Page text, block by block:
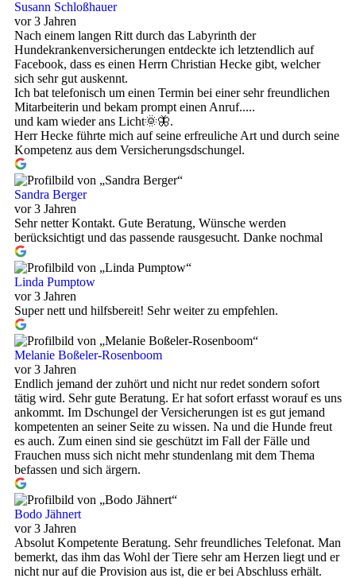
Susann Schloßhauer
vor 3 Jahren
Nach einem langen Ritt durch das Labyrinth der
Hundekrankenversicherungen entdeckte ich letztendlich auf
Facebook, dass es einen Herrn Christian Hecke gibt, welcher
sich sehr gut auskennt.
Ich bat telefonisch um einen Termin bei einer sehr freundlichen
Mitarbeiterin und bekam prompt einen Anruf.....
und kam wieder ans Licht🌞🦋.
Herr Hecke führte mich auf seine erfreuliche Art und durch seine
Kompetenz aus dem Versicherungsdschungel.
Sandra Berger
vor 3 Jahren
Sehr netter Kontakt. Gute Beratung, Wünsche werden
berücksichtigt und das passende rausgesucht. Danke nochmal
Linda Pumptow
vor 3 Jahren
Super nett und hilfsbereit! Sehr weiter zu empfehlen.
Melanie Boßeler-Rosenboom
vor 3 Jahren
Endlich jemand der zuhört und nicht nur redet sondern sofort
tätig wird. Sehr gute Beratung. Er hat sofort erfasst worauf es uns
ankommt. Im Dschungel der Versicherungen ist es gut jemand
kompetenten an seiner Seite zu wissen. Na und die Hunde freut
es auch. Zum einen sind sie geschützt im Fall der Fälle und
Frauchen muss sich nicht mehr stundenlang mit dem Thema
befassen und sich ärgern.
Bodo Jähnert
vor 3 Jahren
Absolut Kompetente Beratung. Sehr freundliches Telefonat. Man
bemerkt, das ihm das Wohl der Tiere sehr am Herzen liegt und er
nicht nur auf die Provision aus ist, die er bei Abschluss erhält.